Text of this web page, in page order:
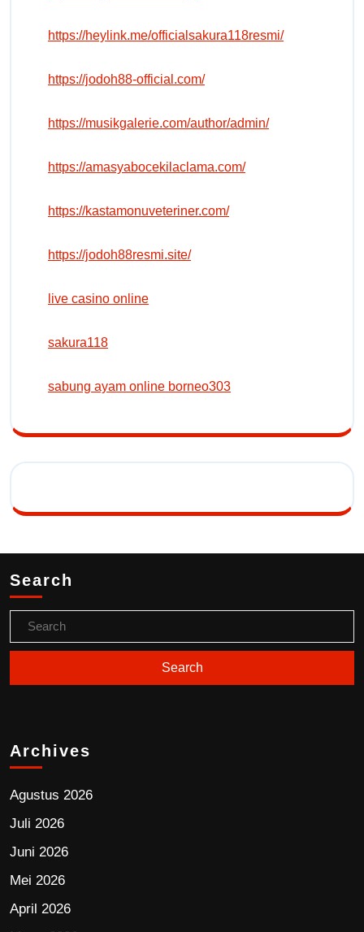
https://heylink.me/officialsakura118resmi/
https://jodoh88-official.com/
https://musikgalerie.com/author/admin/
https://amasyabocekilaclama.com/
https://kastamonuveteriner.com/
https://jodoh88resmi.site/
live casino online
sakura118
sabung ayam online borneo303
Search
Archives
Agustus 2026
Juli 2026
Juni 2026
Mei 2026
April 2026